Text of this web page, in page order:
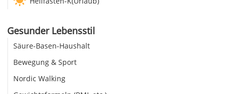
Gesunder Lebensstil
Säure-Basen-Haushalt
Bewegung & Sport
Nordic Walking